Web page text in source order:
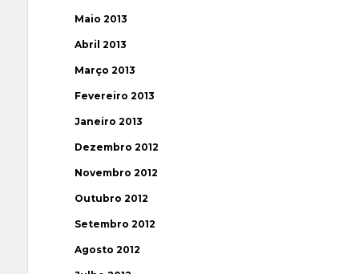
Maio 2013
Abril 2013
Março 2013
Fevereiro 2013
Janeiro 2013
Dezembro 2012
Novembro 2012
Outubro 2012
Setembro 2012
Agosto 2012